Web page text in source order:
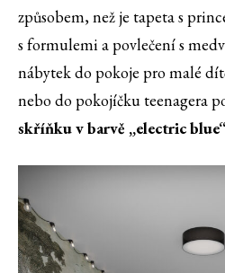
způsobem, než je tapeta s
s formulemi a povlečení s
nábytek do pokoje pro malé
nebo do pokojíčku teenagera
skříňku v barvě „electric blue“